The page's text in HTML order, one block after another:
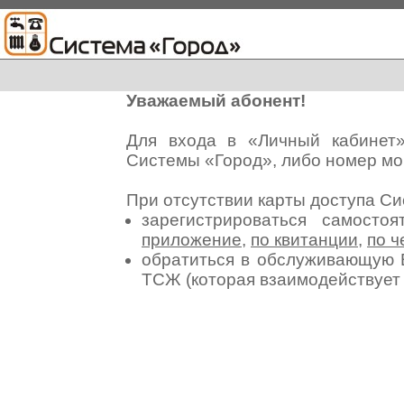
Уважаемый абонент!
Для входа в «Личный
Системы «Город», либо номер
При отсутствии карты доступа
зарегистрироваться
приложение, по квитанции, по
обратиться в
ТСЖ (которая